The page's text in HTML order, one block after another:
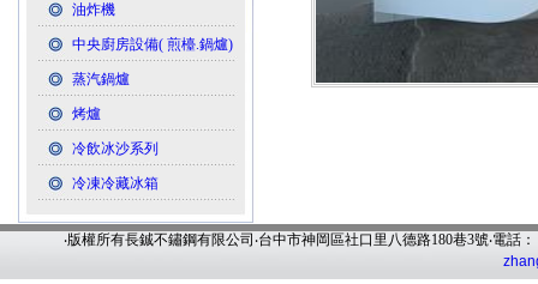
油炸機
中央廚房設備( 煎檯.鍋爐)
蒸汽鍋爐
烤爐
冷飲冰沙系列
冷凍冷藏冰箱
‧版權所有長鋮不鏽鋼有限公司‧台中市神岡區社口里八德路180巷3號‧電話：